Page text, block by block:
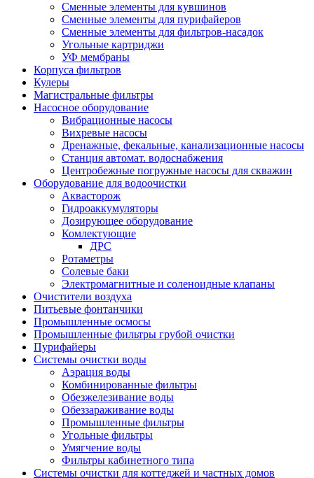
Сменные элементы для кувшинов
Сменные элементы для пурифайеров
Сменные элементы для фильтров-насадок
Угольные картриджи
УФ мембраны
Корпуса фильтров
Кулеры
Магистральные фильтры
Насосное оборудование
Вибрационные насосы
Вихревые насосы
Дренажные, фекальные, канализационные насосы
Станция автомат. водоснабжения
Центробежные погружные насосы для скважин
Оборудование для водоочистки
Аквасторож
Гидроаккумуляторы
Дозирующее оборудование
Комлектующие
ДРС
Ротаметры
Солевые баки
Электромагнитные и соленоидные клапаны
Очистители воздуха
Питьевые фонтанчики
Промышленные осмосы
Промышленные фильтры грубой очистки
Пурифайеры
Системы очистки воды
Аэрация воды
Комбинированные фильтры
Обезжелезивание воды
Обеззараживание воды
Промышленные фильтры
Угольные фильтры
Умягчение воды
Фильтры кабинетного типа
Системы очистки для коттеджей и частных домов